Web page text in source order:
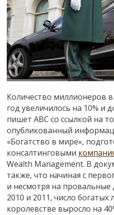
Количество миллионеров в
год увеличилось на 10% и
пишет АВС со ссылкой на
опубликованный
«Богатство в мире»,
консалтинговыми
Wealth Management. В
также, что начиная с
и несмотря на провальные
2010 и 2011, число
королевстве выросло на